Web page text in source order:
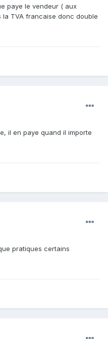
paye le vendeur ( aux
TVA francaise donc double
il en paye quand il importe
pratiques certains